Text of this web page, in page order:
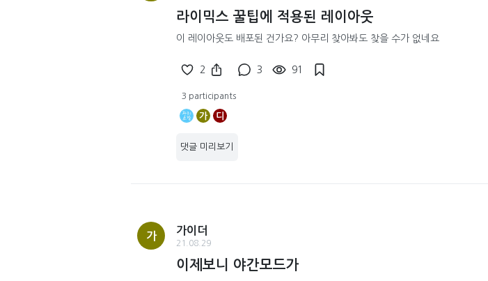
라이믹스 꿀팁에 적용된 레이아웃
이 레이아웃도 배포된 건가요? 아무리 찾아봐도 찾을 수가 없네요
2 3 91
3 participants
가 디
댓글 미리보기
가
가이더
21.08.29
이제보니 야간모드가